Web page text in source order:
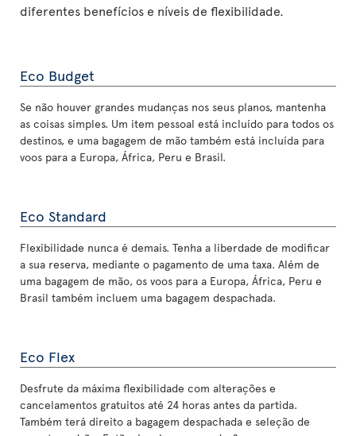
diferentes benefícios e níveis de flexibilidade.
Eco Budget
Se não houver grandes mudanças nos seus planos, mantenha
as coisas simples. Um item pessoal está incluído para todos os
destinos, e uma bagagem de mão também está incluída para
voos para a Europa, África, Peru e Brasil.
Eco Standard
Flexibilidade nunca é demais. Tenha a liberdade de modificar
a sua reserva, mediante o pagamento de uma taxa. Além de
uma bagagem de mão, os voos para a Europa, África, Peru e
Brasil também incluem uma bagagem despachada.
Eco Flex
Desfrute da máxima flexibilidade com alterações e
cancelamentos gratuitos até 24 horas antes da partida.
Também terá direito a bagagem despachada e seleção de